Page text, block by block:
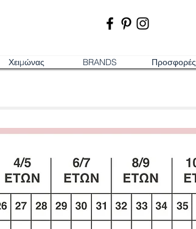
Χειμώνας BRANDS Προσφορές